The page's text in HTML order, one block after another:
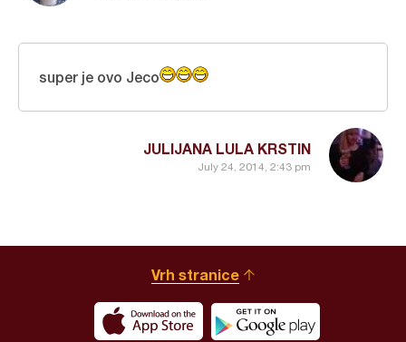
JULIJANA LULA KRSTIN
July 24, 2014, 2:43 pm
super je ovo Jeco
Vrh stranice